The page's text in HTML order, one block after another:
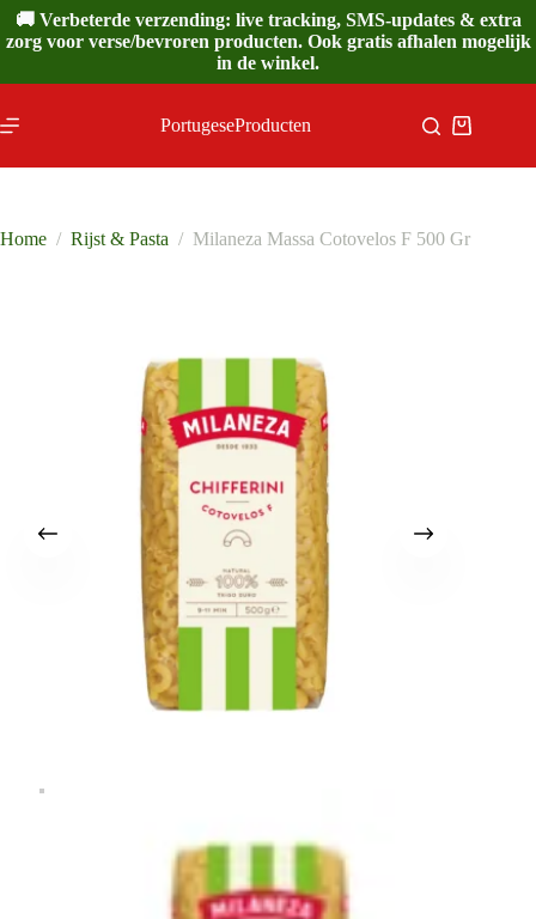
Ga
naar
de
🚚 Verbeterde verzending: live tracking, SMS-updates & extra
zorg voor verse/bevroren producten. Ook gratis afhalen mogelijk
in de winkel.
PortugeseProducten
Home / Rijst & Pasta / Milaneza Massa Cotovelos F 500 Gr